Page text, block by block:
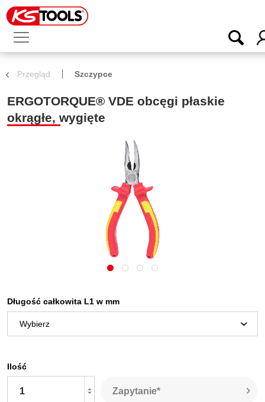
Przegląd Szczypce
ERGOTORQUE® VDE obcęgi płaskie
okrągłe, wygięte
Długość całkowita L1 w mm
Ilość
Zapytanie*